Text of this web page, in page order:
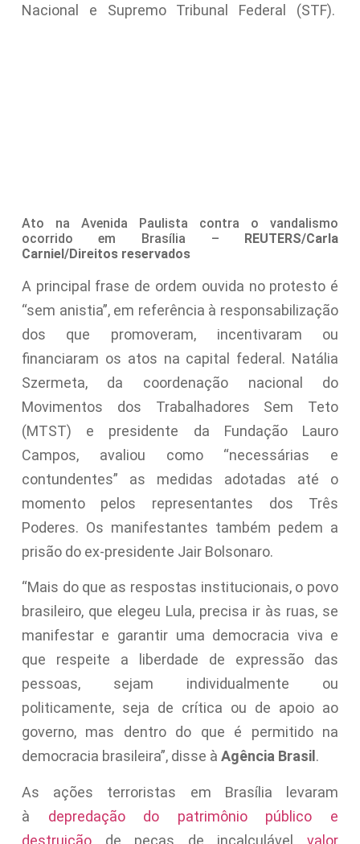
Nacional e Supremo Tribunal Federal (STF).
Ato na Avenida Paulista contra o vandalismo
ocorrido em Brasília – REUTERS/Carla
Carniel/Direitos reservados
A principal frase de ordem ouvida no protesto é
“sem anistia”, em referência à responsabilização
dos que promoveram, incentivaram ou
financiaram os atos na capital federal. Natália
Szermeta, da coordenação nacional do
Movimentos dos Trabalhadores Sem Teto
(MTST) e presidente da Fundação Lauro
Campos, avaliou como “necessárias e
contundentes” as medidas adotadas até o
momento pelos representantes dos Três
Poderes. Os manifestantes também pedem a
prisão do ex-presidente Jair Bolsonaro.
“Mais do que as respostas institucionais, o povo
brasileiro, que elegeu Lula, precisa ir às ruas, se
manifestar e garantir uma democracia viva e
que respeite a liberdade de expressão das
pessoas, sejam individualmente ou
politicamente, seja de crítica ou de apoio ao
governo, mas dentro do que é permitido na
democracia brasileira”, disse à Agência Brasil .
As ações terroristas em Brasília levaram
à depredação do patrimônio público e
destruiçãode peças de incalculávelvalor